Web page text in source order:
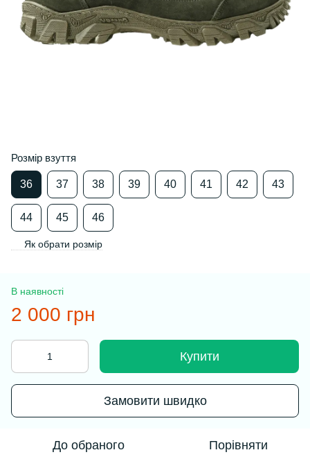
Розмір взуття
36 37 38 39 40 41 42 43
44 45 46
Як обрати розмір
В наявності
2 000 грн
Купити
Замовити швидко
До обраного Порівняти